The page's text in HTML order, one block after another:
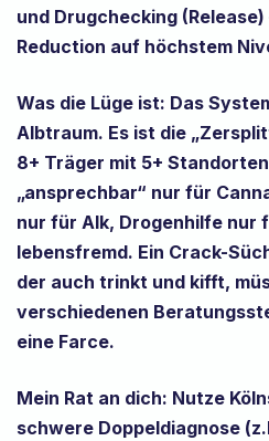
und Drugchecking
Reduction auf höchstem
Was die Lüge ist: Das
Albtraum. Es ist die
8+ Träger mit 5+
„ansprechbar“ nur für
nur für Alk, Drogenhilfe nur
lebensfremd. Ein Crack-
der auch trinkt und kifft,
verschiedenen
eine Farce.
Mein Rat an dich: Nutze
schwere Doppeldiagnose